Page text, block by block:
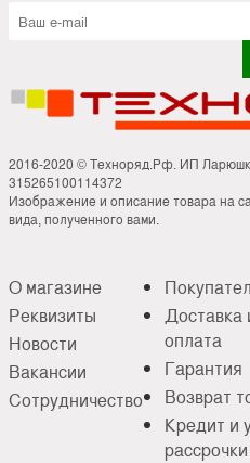
2016-2020 © Техноряд.Рф. ИП
315265100114372
Изображение и описание товара на
вида, полученного вами.
О магазине
Реквизиты
Новости
Вакансии
Сотрудничество
Доставка
оплата
Гарантия
Возврат
Кредит и
рассрочки